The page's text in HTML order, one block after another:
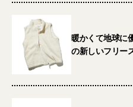
暖かくて地球に
の新しいフリー